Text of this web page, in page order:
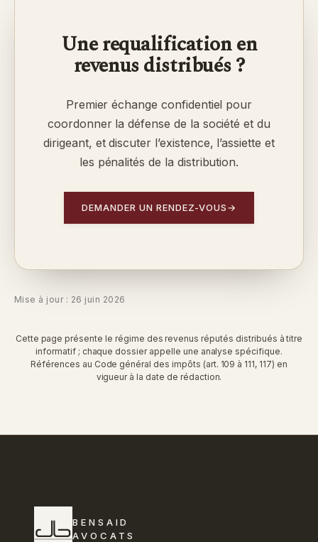
Une requalification en
revenus distribués ?
Premier échange confidentiel pour
coordonner la défense de la société et du
dirigeant, et discuter l’existence, l’assiette et
les pénalités de la distribution.
DEMANDER UN RENDEZ-VOUS→
Mise à jour : 26 juin 2026
Cette page présente le régime des revenus réputés distribués à titre
informatif ; chaque dossier appelle une analyse spécifique.
Références au Code général des impôts (art. 109 à 111, 117) en
vigueur à la date de rédaction.
BENSAID
AVOCATS